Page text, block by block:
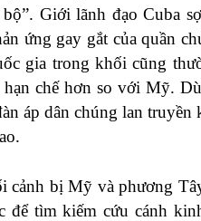
Giới lãnh đạo Cuba
ứng gay gắt của quần
gia trong khối cũng
chế hơn so với Mỹ.
áp dân chúng lan
cảnh bị Mỹ và phương
để tìm kiếm cứu cánh